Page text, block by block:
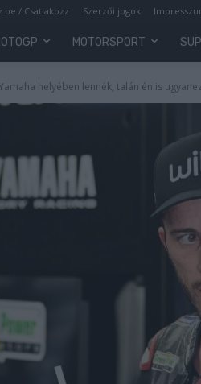
be / Csatlakozz Szerzői jogok
MOTORSPORT
helyében lennék, talán én is